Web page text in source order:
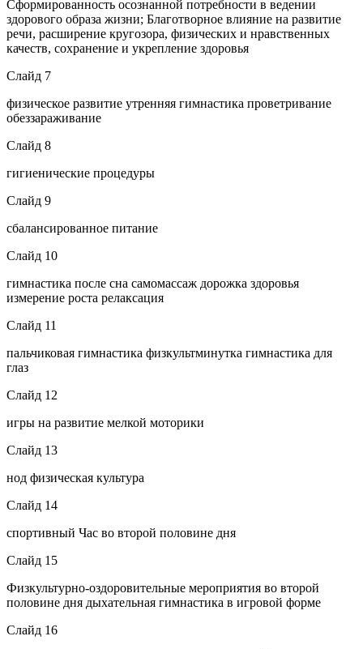
Сформированность осознанной потребности в ведении
здорового образа жизни; Благотворное влияние на развитие
речи, расширение кругозора, физических и нравственных
качеств, сохранение и укрепление здоровья
Слайд 7
физическое развитие утренняя гимнастика проветривание
обеззараживание
Слайд 8
гигиенические процедуры
Слайд 9
сбалансированное питание
Слайд 10
гимнастика после сна самомассаж дорожка здоровья
измерение роста релаксация
Слайд 11
пальчиковая гимнастика физкультминутка гимнастика для
глаз
Слайд 12
игры на развитие мелкой моторики
Слайд 13
нод физическая культура
Слайд 14
спортивный Час во второй половине дня
Слайд 15
Физкультурно-оздоровительные мероприятия во второй
половине дня дыхательная гимнастика в игровой форме
Слайд 16